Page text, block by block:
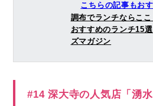
こちらの記事もお
調布でランチならこ
おすすめのランチ15
ズマガジン
#14 深大寺の人気店「湧水